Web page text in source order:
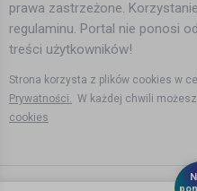
Nowe
do
Filmy
11 lat
prawa zastrzeżone.
regulaminu. Portal nie ponosi
treści użytkowników!
Strona korzysta z plików cookies w
Prywatności. W każdej chwili
cookies